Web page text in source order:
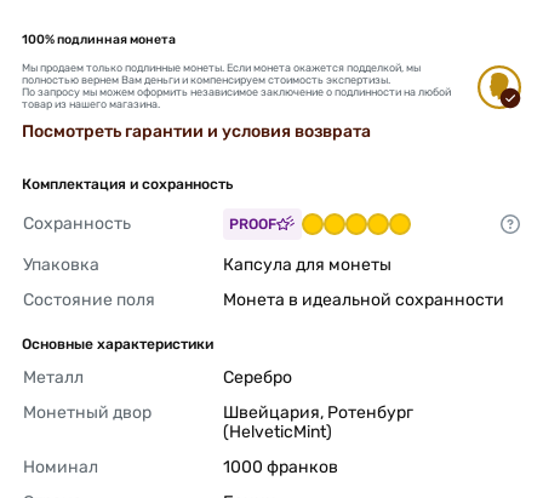
100% подлинная монета
Мы продаем только подлинные монеты. Если монета окажется подделкой, мы
полностью вернем Вам деньги и компенсируем стоимость экспертизы.
По запросу мы можем оформить независимое заключение о подлинности на любой
товар из нашего магазина.
Посмотреть гарантии и условия возврата
Комплектация и сохранность
Сохранность PROOF
Упаковка
Капсула для монеты
Состояние поля
Монета в идеальной сохранности
Основные характеристики
Металл
Серебро
Монетный двор
Швейцария, Ротенбург
(HelveticMint)
Номинал
1000 франков